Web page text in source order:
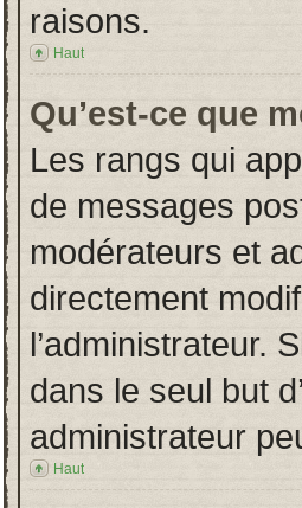
raisons.
Haut
Qu’est-ce que
Les rangs qui
de messages
modérateurs et
directement
l’administrateur.
dans le seul but
administrateur
Haut